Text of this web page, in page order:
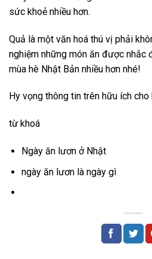
sức khoẻ nhiều hơn.
Quả là một văn hoá thú vị phải
nghiệm những món ăn được nhắc
mùa hè Nhật Bản nhiều hơn nhé!
Hy vọng thông tin trên hữu ích cho
từ khoá
Ngày ăn lươn ở Nhật
ngày ăn lươn là ngày gì